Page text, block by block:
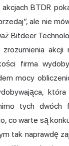
BTDR
ale nie
Bitdeer
akcji
firma
mocy
tych dwóch
co warte są
tak naprawdę